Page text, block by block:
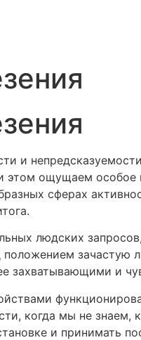
и
этом ощущаем особое
сферах
людских
положением зачастую
захватывающими и
когда мы не знаем,
и принимать